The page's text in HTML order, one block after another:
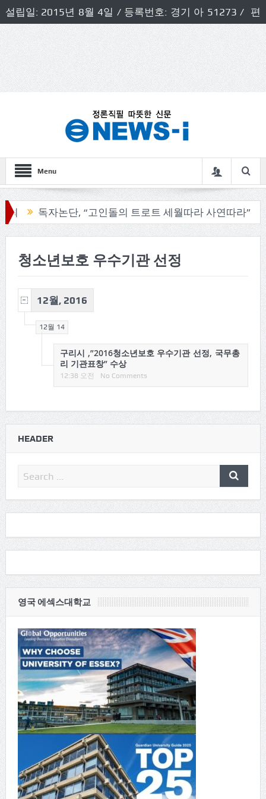
설립일: 2015년 8월 4일 / 등록번호: 경기 아 51273 / 편
집인 및 발행인: 허득천 / 개인정보책임자 및 청소년보호호
책임자: 최상규
Menu
독자논단, “고인돌의 트로트 세월따라 사연따라”
청소년보호 우수기관 선정
12월, 2016
12월 14
구리시 ,”2016청소년보호 우수기관 선정, 국무총
리 기관표창” 수상
12:38 오전 No Comments
HEADER
영국 에섹스대학교